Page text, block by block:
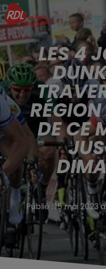
LES 4
DE CE
Publié : 15 mai 2023